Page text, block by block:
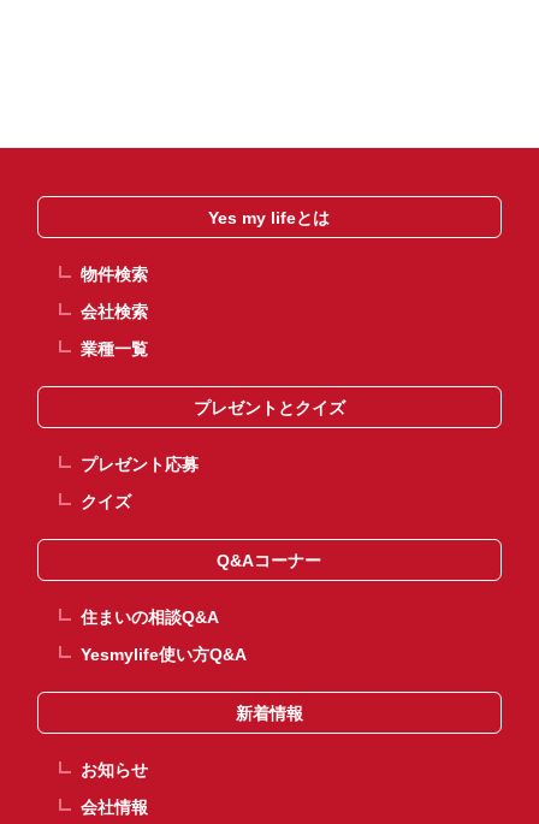
Yes my lifeとは
物件検索
会社検索
業種一覧
プレゼントとクイズ
プレゼント応募
クイズ
Q&Aコーナー
住まいの相談Q&A
Yesmylife使い方Q&A
新着情報
お知らせ
会社情報